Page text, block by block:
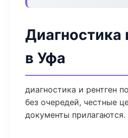
Диагностика
в Уфа
диагностика и рентген
без очередей, честные
документы прилагаются.